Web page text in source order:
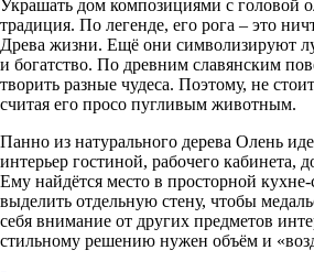
Украшать дом композициями с головой
традиция. По легенде, его рога – это
Древа жизни. Ещё они символизируют
и богатство. По древним славянским
творить разные чудеса. Поэтому, не
считая его просо пугливым животным.
Панно из натурального дерева Олень
интерьер гостиной, рабочего кабинета,
Ему найдётся место в просторной
выделить отдельную стену, чтобы
себя внимание от других предметов
стильному решению нужен объём и